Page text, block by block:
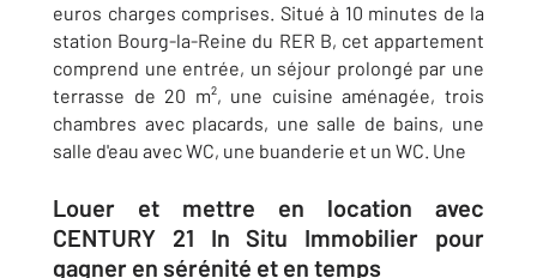
euros charges comprises. Situé à 10 minutes de la
station Bourg-la-Reine du RER B, cet appartement
comprend une entrée, un séjour prolongé par une
terrasse de 20 m², une cuisine aménagée, trois
chambres avec placards, une salle de bains, une
salle d'eau avec WC, une buanderie et un WC. Une
Louer et mettre en location avec
CENTURY 21 In Situ Immobilier pour
gagner en sérénité et en temps